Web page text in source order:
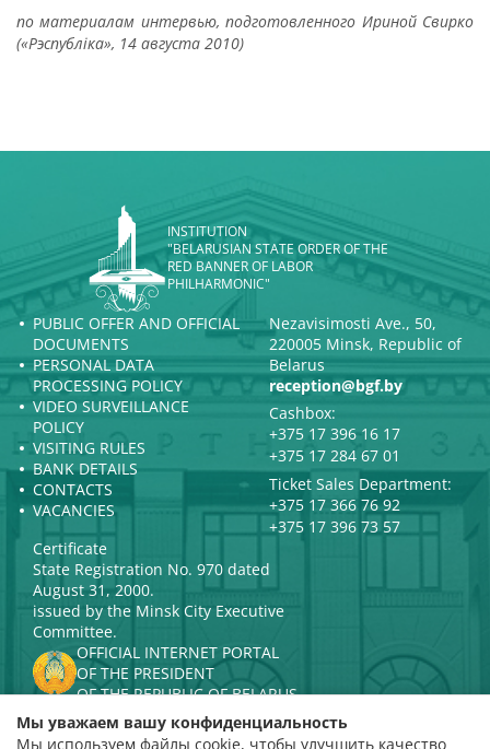
по материалам интервью, подготовленного Ириной Свирко
(«Рэспубліка», 14 августа 2010)
INSTITUTION
"BELARUSIAN STATE ORDER OF THE
RED BANNER OF LABOR
PHILHARMONIC"
PUBLIC OFFER AND OFFICIAL
DOCUMENTS
PERSONAL DATA
PROCESSING POLICY
VIDEO SURVEILLANCE
POLICY
VISITING RULES
BANK DETAILS
CONTACTS
VACANCIES
Nezavisimosti Ave., 50,
220005 Minsk, Republic of
Belarus
reception@bgf.by
Cashbox:
+375 17 396 16 17
+375 17 284 67 01
Ticket Sales Department:
+375 17 366 76 92
+375 17 396 73 57
Certificate
State Registration No. 970 dated
August 31, 2000.
issued by the Minsk City Executive
Committee.
OFFICIAL INTERNET PORTAL
OF THE PRESIDENT
OF THE REPUBLIC OF BELARUS
MINISTRY OF CULTURE OF THE
REPUBLIC OF BELARUS
Мы уважаем вашу конфиденциальность
Мы используем файлы cookie, чтобы улучшить качество